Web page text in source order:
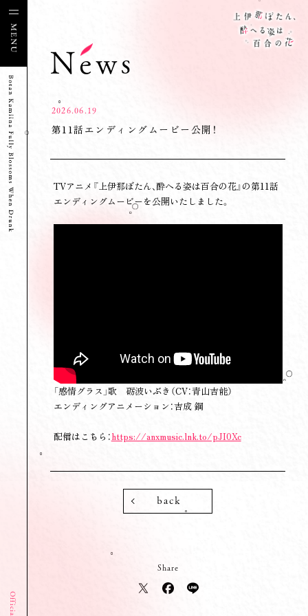
News
2026.06.19
第11話エンディングムービー公開！
TVアニメ『上伊那ぼたん、酔へる姿は百合の花』の第11話
エンディングムービーを公開いたしました。
「感情グラス」歌 砺波いぶき（CV：青山吉能）
エンディングアニメーション：吉成 鋼
配信はこちら：https://anxmusic.lnk.to/pJI0Xc
back
Share